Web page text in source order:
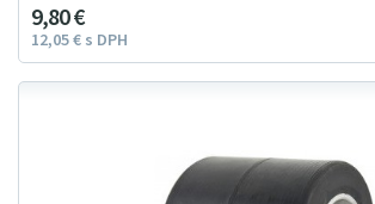
9 80€
12 05€ s DPH